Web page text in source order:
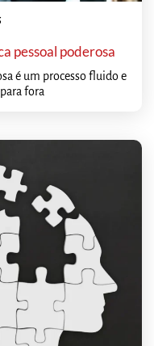
pessoal poderosa
é um processo fluido e
fora